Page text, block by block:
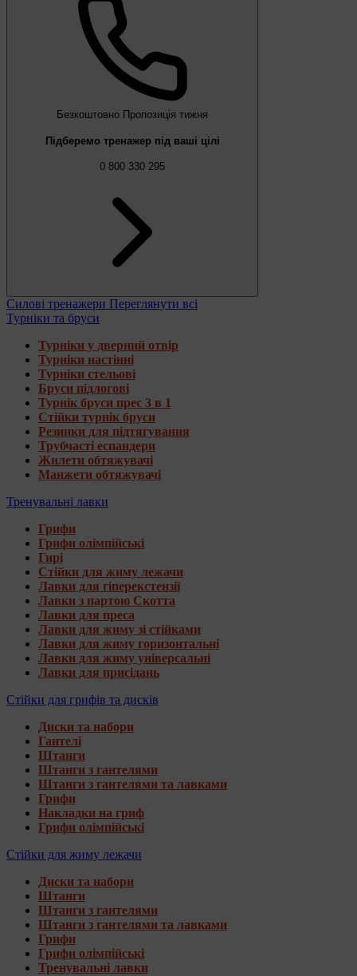
Безкоштовно Пропозиція тижня
Підберемо тренажер під ваші цілі
0 800 330 295
Силові тренажери Переглянути всі
Турніки та бруси
Турніки у дверний отвір
Турніки настінні
Турніки стельові
Бруси підлогові
Турнік бруси прес 3 в 1
Стійки турнік бруси
Резинки для підтягування
Трубчасті еспандери
Жилети обтяжувачі
Манжети обтяжувачі
Тренувальні лавки
Грифи
Грифи олімпійські
Гирі
Стійки для жиму лежачи
Лавки для гіперекстензії
Лавки з партою Скотта
Лавки для преса
Лавки для жиму зі стійками
Лавки для жиму горизонтальні
Лавки для жиму універсальні
Лавки для присідань
Стійки для грифів та дисків
Диски та набори
Гантелі
Штанги
Штанги з гантелями
Штанги з гантелями та лавками
Грифи
Накладки на гриф
Грифи олімпійські
Стійки для жиму лежачи
Диски та набори
Штанги
Штанги з гантелями
Штанги з гантелями та лавками
Грифи
Грифи олімпійські
Тренувальні лавки